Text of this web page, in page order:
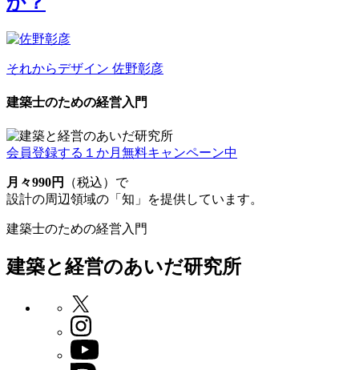
それからデザイン 佐野彰彦
建築士のための経営入門
会員登録する １か月無料キャンペーン中
月々990円
（税込）で
設計の周辺領域の「知」を提供しています。
建築士のための経営入門
建築と経営のあいだ研究所